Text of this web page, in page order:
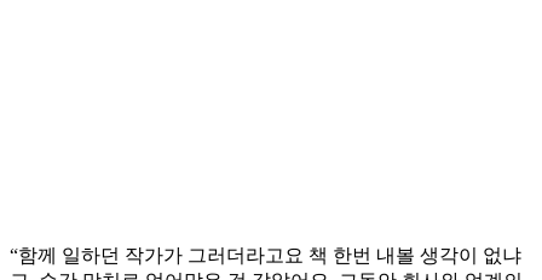
“함께 일하던 작가가 그러더라고요 책 한번 내볼 생각이 없냐